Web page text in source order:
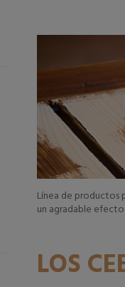
Línea de productos
un agradable
LOS